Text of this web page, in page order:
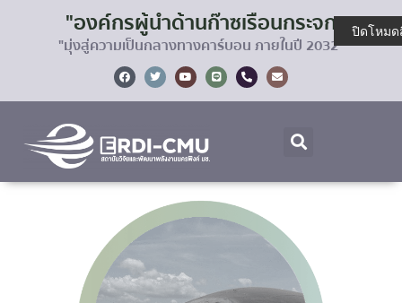
"องค์กรผู้นำด้านก๊าซเรือนกระจก
"มุ่งสู่ความเป็นกลางทางคาร์บอน ภายในปี 2032"
ปิดโหมด